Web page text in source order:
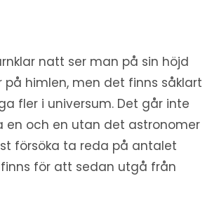
natt ser man på sin höjd
på himlen, men det finns såklart
fler i universum. Det går inte
en och en utan det astronomer
försöka ta reda på antalet
för att sedan utgå från